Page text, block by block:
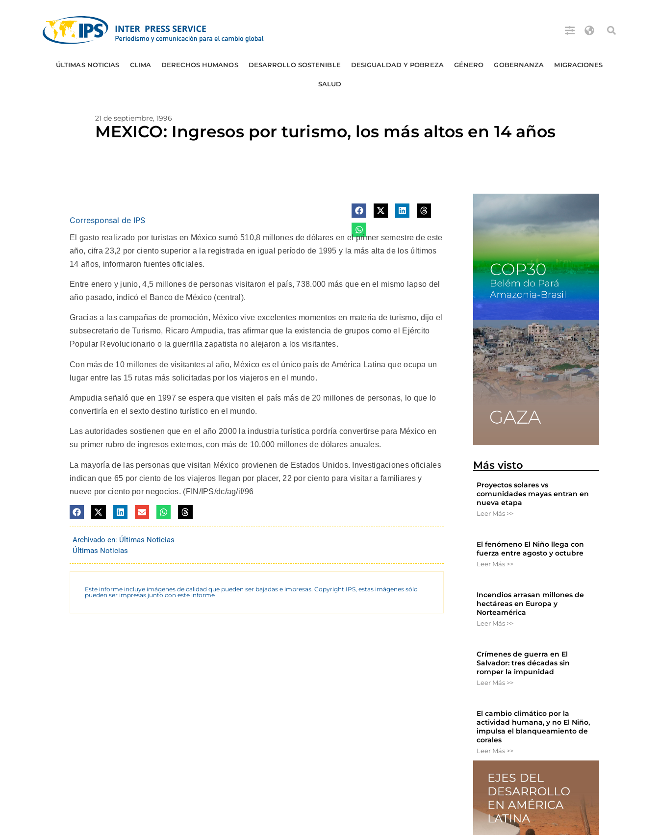
ÚLTIMAS NOTICIAS CLIMA DERECHOS HUMANOS DESARROLLO SOSTENIBLE DESIGUALDAD Y POBREZA GÉNERO GOBERNANZA MIGRACIONES
SALUD
21 de septiembre, 1996
MEXICO: Ingresos por turismo, los más altos en 14 años
Corresponsal de IPS
El gasto realizado por turistas en México sumó 510,8 millones de dólares en el primer semestre de este
año, cifra 23,2 por ciento superior a la registrada en igual período de 1995 y la más alta de los últimos
14 años, informaron fuentes oficiales.
Entre enero y junio, 4,5 millones de personas visitaron el país, 738.000 más que en el mismo lapso del
año pasado, indicó el Banco de México (central).
Gracias a las campañas de promoción, México vive excelentes momentos en materia de turismo, dijo el
subsecretario de Turismo, Ricaro Ampudia, tras afirmar que la existencia de grupos como el Ejército
Popular Revolucionario o la guerrilla zapatista no alejaron a los visitantes.
Con más de 10 millones de visitantes al año, México es el único país de América Latina que ocupa un
lugar entre las 15 rutas más solicitadas por los viajeros en el mundo.
Ampudia señaló que en 1997 se espera que visiten el país más de 20 millones de personas, lo que lo
convertiría en el sexto destino turístico en el mundo.
Las autoridades sostienen que en el año 2000 la industria turística pordría convertirse para México en
su primer rubro de ingresos externos, con más de 10.000 millones de dólares anuales.
La mayoría de las personas que visitan México provienen de Estados Unidos. Investigaciones oficiales
indican que 65 por ciento de los viajeros llegan por placer, 22 por ciento para visitar a familiares y
nueve por ciento por negocios. (FIN/IPS/dc/ag/if/96
Archivado en: Últimas Noticias
Últimas Noticias
Este informe incluye imágenes de calidad que pueden ser bajadas e impresas. Copyright IPS, estas imágenes sólo
pueden ser impresas junto con este informe
Más visto
Proyectos solares vs
comunidades mayas entran en
nueva etapa
Leer Más >>
El fenómeno El Niño llega con
fuerza entre agosto y octubre
Leer Más >>
Incendios arrasan millones de
hectáreas en Europa y
Norteamérica
Leer Más >>
Crímenes de guerra en El
Salvador: tres décadas sin
romper la impunidad
Leer Más >>
El cambio climático por la
actividad humana, y no El Niño,
impulsa el blanqueamiento de
corales
Leer Más >>